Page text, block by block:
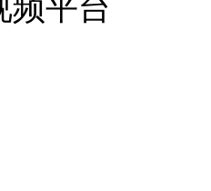
频平台